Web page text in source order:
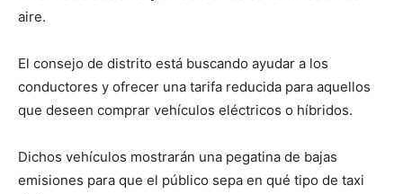
aire.
El consejo de distrito está buscando ayudar a los
conductores y ofrecer una tarifa reducida para aquellos
que deseen comprar vehículos eléctricos o híbridos.
Dichos vehículos mostrarán una pegatina de bajas
emisiones para que el público sepa en qué tipo de taxi